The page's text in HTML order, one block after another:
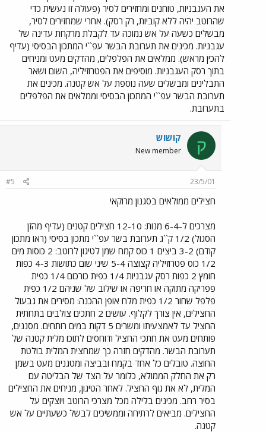
את העגבניות, טוחנים ומחזירים לסיר (פעולה זו נעשית כדי
שהרוטב יהיה ללא קוביות, רק רסק). אחרי שמחזירים לסיר,
מבשלים כשעה על אש נמוכה עד לקבלת מרקחת עדינה של
עגבניות. מכינים את תערובת הבשר עפ``י המתכון הבסיסי (עדיף
להכין מראש). ממלאים את הפלפלים, מהדקים מעט ומניחים
בתוך רסק העגבניות. מוסיפים את הפטרוזיליה, השום ושאר
התבלינים ומבשלים שעה נוספת על אש קטנה. מכינים את
תערובת הבשר עפ``י המתכון הבסיסי וממלאים את הפלפלים
בתערובת.
ק קושוש
New member
23/5/01
#5
חצילים ממולאים בסגנון מרוקאי
מצרכים ל-6-4 מנות: 12-10 חצילים קטנים (עדיף מהזן
הסגול) 1/2 ק``ג תערובת בשר עפ``י מתכון בסיסי (ראו מתכון
קודם) 3-2 ביצים 1 כוס קמח שמן לטיגון לרוטב: 2 כוסות מים
1/2 כוס פטרוזיליה קצוצה 5-4 שיני שום כתושות 4-3 כפות
חומץ 2 כפות רסק עגבניות 1/4 כפית כורכום 1/4 כפית
פפריקה מתוקה או חריפה או שילוב של שניהם 1/2 כפית
פלפל שחור 1/2 כפית מלח אופן ההכנה: מסירים את גבעול
החצילים, אין צורך לקלוף. עושים 2 חתכים צולבים בתחתית
החציל עד לאמצעיתו ומשרים 5 דקות במים רותחים. מסננים,
פותחים מעט את חתכי החציל ודוחסים לתוכו מלית קטנה של
תערובת הבשר. מהדקים חזרה כך שמחצית המלית בולטת
החוצה. טובלים כל אחד בקמח ובביצה ומטגנים מעט בשמן
רק את החלק הממולא, כלומר על הצד של הבליטה עם
המלית, לא את גוף החציל. לאחר הטיגון, מניחים את החצילים
בסיר רחב. מכינים בלילה מכל מצרכי הרוטב ויוצקים על
החצילים. מביאים לרתיחה וממשיכים לבשל כשעתיים על אש
קטנה.